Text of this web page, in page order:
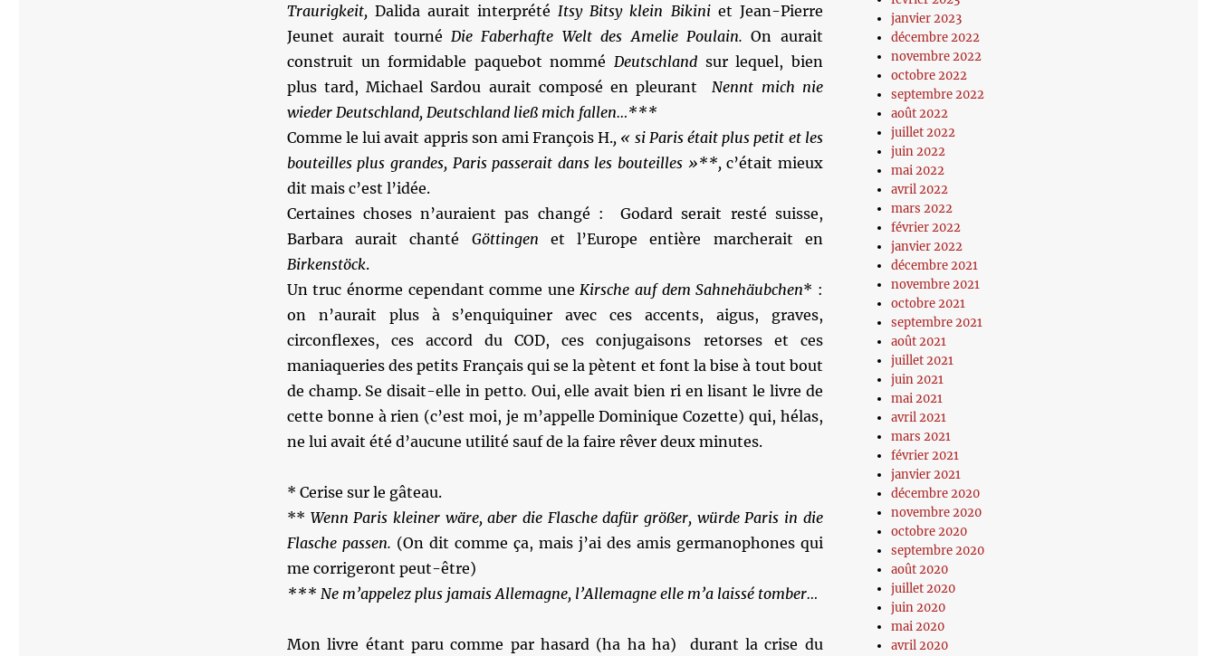
Traurigkeit, Dalida aurait interprété Itsy Bitsy klein Bikiniet Jean-Pierre
Jeunet aurait tourné Die Faberhafte Welt des Amelie Poulain.On aurait
construit un formidable paquebot nommé Deutschland sur lequel, bien
plus tard, Michael Sardou aurait composé en pleurant
Nennt mich nie
wieder Deutschland, Deutschlandließ mich fallen…***
Comme le lui avait appris son ami François H., « si Paris était plus petit et les
bouteilles plus grandes, Paris passerait dans les bouteilles »**,c’était mieux
dit mais c’est l’idée.
Certaines choses n’auraient pas changé : Godard serait resté suisse,
Barbara aurait chanté Göttingen et l’Europe entière marcherait en
Birkenstöck.
Un truc énorme cependant comme une Kirsche auf dem Sahnehäubchen* :
on n’aurait plus à s’enquiquiner avec ces accents, aigus, graves,
circonflexes, ces accord du COD, ces conjugaisons retorses et ces
maniaqueries des petits Français qui se la pètent et font la bise à tout bout
de champ. Se disait-elle in petto. Oui, elle avait bien ri en lisant le livre de
cette bonne à rien (c’est moi, je m’appelle Dominique Cozette) qui, hélas,
ne lui avait été d’aucune utilité sauf de la faire rêver deux minutes.
* Cerise sur le gâteau.
** Wenn Paris kleiner wäre, aber die Flasche dafür größer, würde Paris in die
Flasche passen. (On dit comme ça, mais j’ai des amis germanophones qui
me corrigeront peut-être)
*** Ne m’appelez plus jamais Allemagne, l’Allemagne elle m’a laissé tomber…
Mon livre étant paru comme par hasard (ha ha ha) durant la crise du
janvier 2023
décembre 2022
novembre 2022
octobre 2022
septembre 2022
août 2022
juillet 2022
juin 2022
mai 2022
avril 2022
mars 2022
février 2022
janvier 2022
décembre 2021
novembre 2021
octobre 2021
septembre 2021
août 2021
juillet 2021
juin 2021
mai 2021
avril 2021
mars 2021
février 2021
janvier 2021
décembre 2020
novembre 2020
octobre 2020
septembre 2020
août 2020
juillet 2020
juin 2020
mai 2020
avril 2020